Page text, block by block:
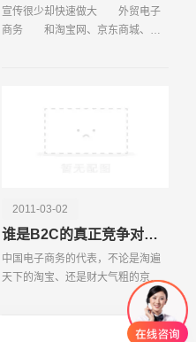
宣传很少却快速做大 外贸电子
商务 和淘宝网、京东商城、当
2011-03-02
谁是B2C的真正竞争对手？
中国电子商务的代表，不论是淘遍
天下的淘宝、还是财大气粗的京东
商城;不论是电商老人的当当网，还
是被亚马逊并购的卓越;不论是网上
超市的1号店，还是线上创意百货的